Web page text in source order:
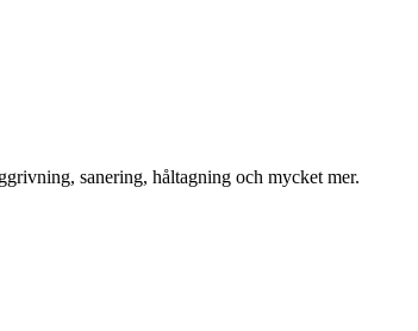
sanering, håltagning och mycket mer.